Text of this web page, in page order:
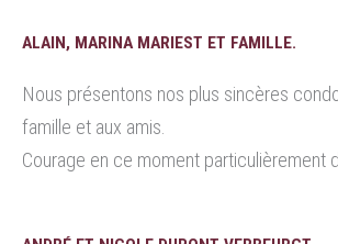
ALAIN, MARINA MARIEST ET FAMILLE.
Nous présentons nos plus sincères
famille et aux amis.
Courage en ce moment particulièrement